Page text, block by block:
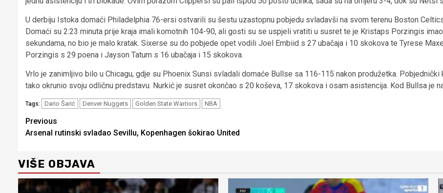
U derbiju Istoka domaći Philadelphia 76-ersi ostvarili su šestu uzastopnu pobjedu svladavši na svom terenu Boston
Domaći su 2:23 minuta prije kraja imali komotnih 104-90, ali gosti su se uspjeli vratiti u susret te je Kristaps Porzingis
sekundama, no bio je malo kratak. Sixerse su do pobjede opet vodili Joel Embiid s 27 ubačaja i 10 skokova te Tyrese
Porzingis s 29 poena i Jayson Tatum s 16 ubačaja i 15 skokova.
Vrlo je zanimljivo bilo u Chicagu, gdje su Phoenix Sunsi svladali domaće Bullse sa 116-115 nakon produžetka.
tako okrunio svoju odličnu predstavu. Nurkić je susret okončao s 20 koševa, 17 skokova i osam asistencija. Kod Bullsa je
Tags: Dario Šarić Denver Nuggets Golden State Warriors NBA
Continue
Reading
Previous
Arsenal rutinski svladao Sevillu, Kopenhagen šokirao United
VIŠE OBJAVA